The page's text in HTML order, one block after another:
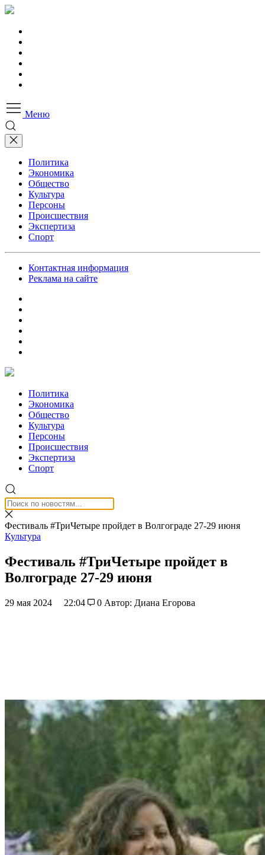
Меню
Политика
Экономика
Общество
Культура
Персоны
Происшествия
Экспертиза
Спорт
Контактная информация
Реклама на сайте
Политика
Экономика
Общество
Культура
Персоны
Происшествия
Экспертиза
Спорт
Фестиваль #ТриЧетыре пройдет в Волгограде 27-29 июня
Культура
Фестиваль #ТриЧетыре пройдет в
Волгограде 27-29 июня
29 мая 2024 22:04 0 Автор: Диана Егорова